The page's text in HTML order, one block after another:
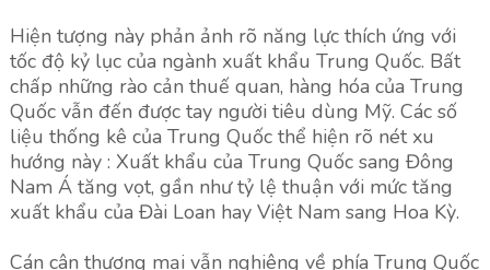
Hiện tượng này phản ảnh rõ năng lực thích ứng với
tốc độ kỷ lục của ngành xuất khẩu Trung Quốc. Bất
chấp những rào cản thuế quan, hàng hóa của Trung
Quốc vẫn đến được tay người tiêu dùng Mỹ. Các số
liệu thống kê của Trung Quốc thể hiện rõ nét xu
hướng này : Xuất khẩu của Trung Quốc sang Đông
Nam Á tăng vọt, gần như tỷ lệ thuận với mức tăng
xuất khẩu của Đài Loan hay Việt Nam sang Hoa Kỳ.
Cán cân thương mại vẫn nghiêng về phía Trung Quốc